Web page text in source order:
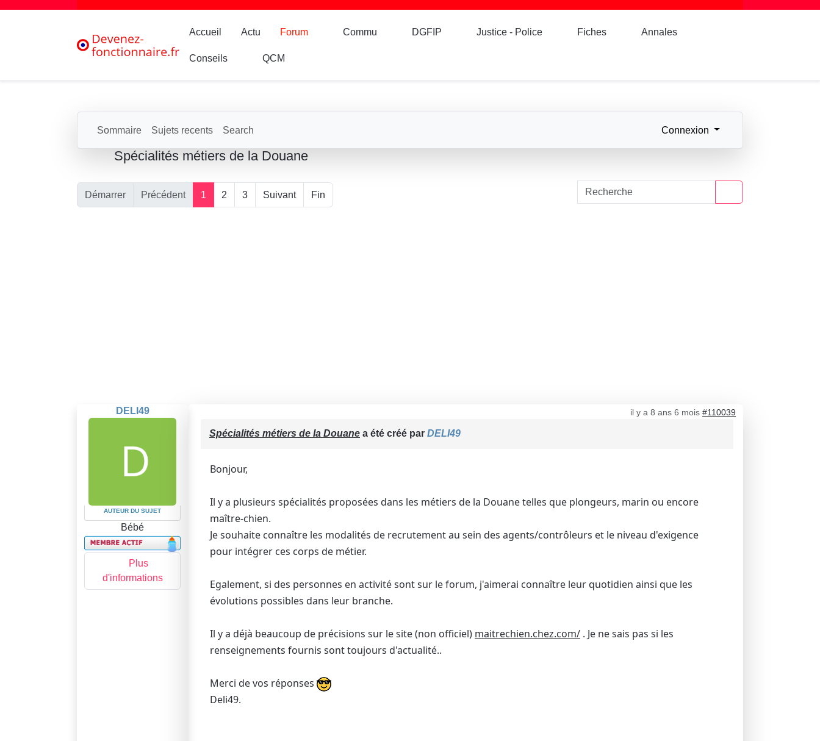
Accueil Actu Forum Commu DGFIP Justice - Police Fiches Annales
Conseils QCM
Sommaire Sujets recents Search Connexion
Spécialités métiers de la Douane
Démarrer Précédent 1 2 3 Suivant Fin
DELI49
AUTEUR DU SUJET
Bébé
Plus
d'informations
il y a 8 ans 6 mois #110039
Spécialités métiers de la Douane a été créé par DELI49
Bonjour,
Il y a plusieurs spécialités proposées dans les métiers de la Douane telles que plongeurs, marin ou encore
maître-chien.
Je souhaite connaître les modalités de recrutement au sein des agents/contrôleurs et le niveau d'exigence
pour intégrer ces corps de métier.
Egalement, si des personnes en activité sont sur le forum, j'aimerai connaître leur quotidien ainsi que les
évolutions possibles dans leur branche.
Il y a déjà beaucoup de précisions sur le site (non officiel) maitrechien.chez.com/ . Je ne sais pas si les
renseignements fournis sont toujours d'actualité..
Merci de vos réponses
Deli49.